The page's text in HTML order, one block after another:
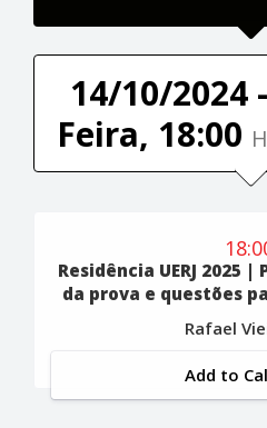
14/10/2024
Feira, 18:00
Residência UERJ 2025
da prova e questões
Rafael
Add to